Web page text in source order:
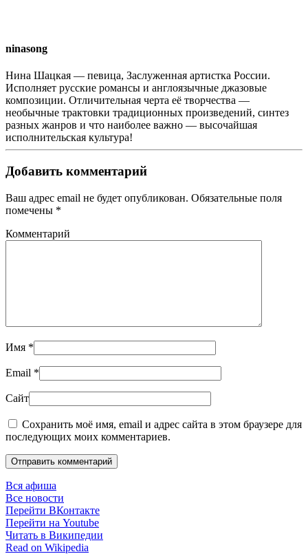
ninasong
Нина Шацкая — певица, Заслуженная артистка России.
Исполняет русские романсы и англоязычные джазовые
композиции. Отличительная черта её творчества —
необычные трактовки традиционных произведений, синтез
разных жанров и что наиболее важно — высочайшая
исполнительская культура!
Добавить комментарий
Ваш адрес email не будет опубликован. Обязательные поля
помечены *
Комментарий
Имя *
Email *
Сайт
Сохранить моё имя, email и адрес сайта в этом браузере для
последующих моих комментариев.
Отправить комментарий
Вся афиша
Все новости
Перейти ВКонтакте
Перейти на Youtube
Читать в Википедии
Read on Wikipedia